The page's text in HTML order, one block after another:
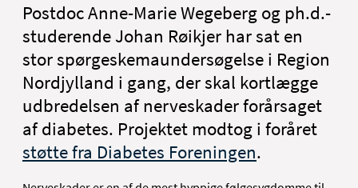
Postdoc Anne-Marie Wegeberg og ph.d.-
studerende Johan Røikjer har sat en
stor spørgeskemaundersøgelse i Region
Nordjylland i gang, der skal kortlægge
udbredelsen af nerveskader forårsaget
af diabetes. Projektet modtog i foråret
støtte fra Diabetes Foreningen.